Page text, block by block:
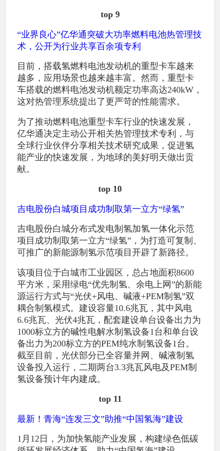
top 9
“业界良心”亿华通突破大功率燃料电池热管理技
术，公开为行业共享百余项专利
目前，搭载氢燃料电池发动机的重型卡车越来
越多，应用场景也越来越丰富。然而，重型卡
车搭载的燃料电池发动机额定功率高达240kW，
这对热管理系统提出了更严苛的性能需求。
为了推动燃料电池重型卡车行业的快速发展，
亿华通决定主动公开相关热管理技术专利，与
全球行业伙伴分享相关技术研究成果，促进氢
能产业的快速发展，为地球的美好明天做出贡
献。
top 10
吉电股份白城项目成功制取第一立方“绿氢”
吉电股份白城分布式发电制氢加氢一体化示范
项目成功制取第一立方“绿氢”，为打造可复制、
可推广的新能源制氢示范项目开辟了新路径。
该项目位于白城市工业园区，总占地面积8600
平方米，采用绿电“优先制氢、余电上网”的新能
源运行方式与“光伏+风电、碱液+PEM制氢”双
耦合制氢模式。建设容量10.6兆瓦，其中风电
6.6兆瓦、光伏4兆瓦，配套建设单台设备出力为
1000标立方的碱性电解水制氢设备1台和单台设
备出力为200标立方的PEM纯水制氢设备1台。
截至目前，光伏部分已全容量并网、碱液制氢
设备投入运行，二期两台3.3兆瓦风电及PEM制
氢设备预计年内建成。
top 11
最新！青海“连发三文”助推“中国氢海”建设
1月12日，为加快氢能产业发展，构建绿色低碳